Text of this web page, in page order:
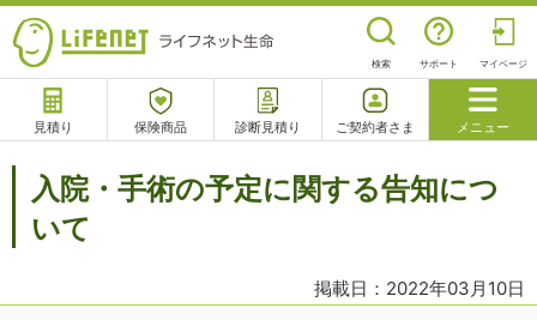
検索 サポート マイページ
見積り 保険商品 診断見積り ご契約者さま メニュー
サポート
閉じる
相談予約 よくあるご質問
入院・手術の予定に関する告知につ
いて
掲載日：2022年03月10日